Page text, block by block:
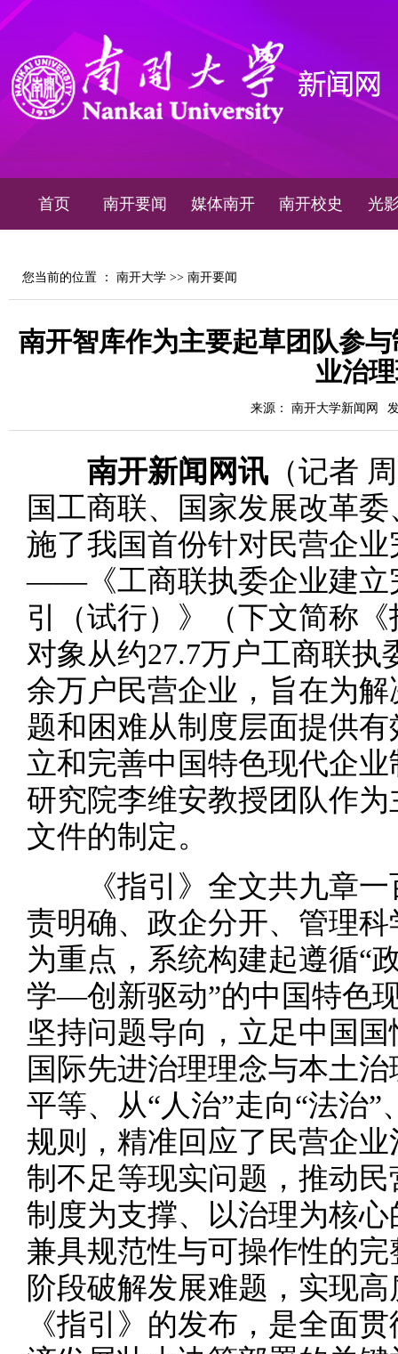
首页 南开要闻 媒体南开 南开校史 光
您当前的位置 ： 南开大学 >> 南开要闻
南开智库作为主要起草团队参
业治
来源： 南开大学新闻网
南开新闻网讯 （记者
国工商联、国家发展改革
施了我国首份针对民营企
——《工商联执委企业建立
引（试行）》（下文简称
对象从约27.7万户工商联执
余万户民营企业，旨在为
题和困难从制度层面提供
立和完善中国特色现代企
研究院李维安教授团队作
文件的制定。
《指引》全文共九章一
责明确、政企分开、管理
为重点，系统构建起遵循
学—创新驱动”的中国特色
坚持问题导向，立足中国
国际先进治理理念与本土
平等、从“人治”走向“法治
规则，精准回应了民营企
制不足等现实问题，推动
制度为支撑、以治理为核
兼具规范性与可操作性的
阶段破解发展难题，实现
《指引》的发布，是全面